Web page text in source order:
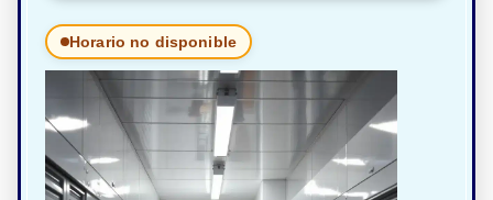
Horario no disponible